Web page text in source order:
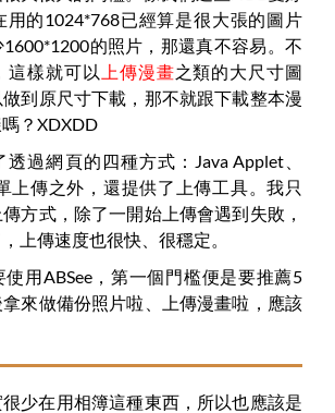
用的1024*768已經算是很大張的圖片
的照片，那還真不容易。不
這樣就可以 上傳漫畫之類的大尺寸圖
到原尺寸下載，那不就跟下載整本漫
？XDXDD
透過網頁的四種方式：Java Applet、
上傳之外，還提供了上傳工具。我只
方式，除了一開始上傳會遇到失敗，
上傳速度也很快、很穩定。
用ABSee，第一個門檻便是要推薦5
來做備份照片啦、上傳漫畫啦，應該
少在用相簿這種東西，所以也應該是